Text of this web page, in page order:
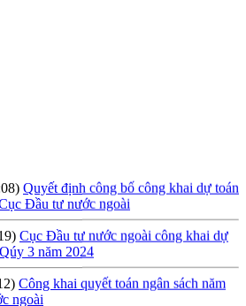
Đầu tư nước ngoài
Cục Đầu tư nước ngoài công khai dự
3 năm 2024
Công khai quyết toán ngân sách năm
ngoài